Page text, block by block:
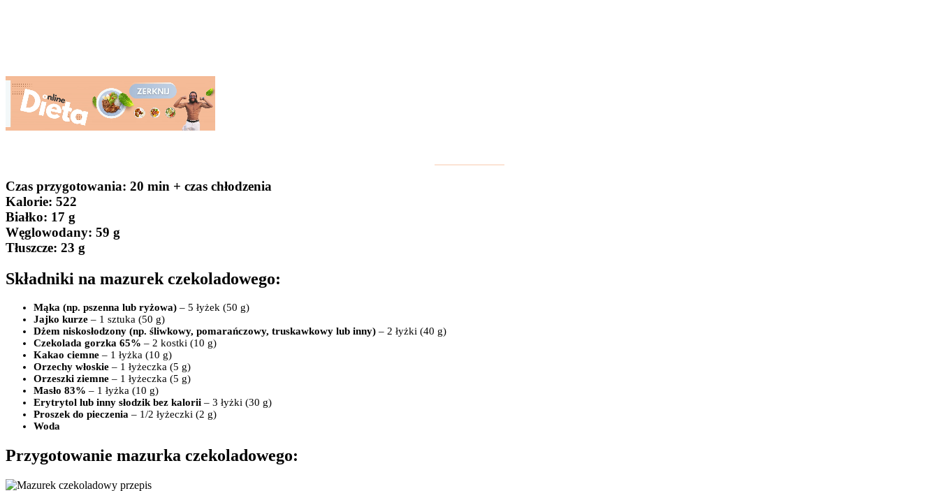
Czas przygotowania: 20 min + czas chłodzenia
Kalorie: 522
Białko: 17 g
Węglowodany: 59 g
Tłuszcze: 23 g
Składniki na mazurek czekoladowego:
Mąka (np. pszenna lub ryżowa) – 5 łyżek (50 g)
Jajko kurze – 1 sztuka (50 g)
Dżem niskosłodzony (np. śliwkowy, pomarańczowy, truskawkowy lub inny) – 2 łyżki (40 g)
Czekolada gorzka 65% – 2 kostki (10 g)
Kakao ciemne – 1 łyżka (10 g)
Orzechy włoskie – 1 łyżeczka (5 g)
Orzeszki ziemne – 1 łyżeczka (5 g)
Masło 83% – 1 łyżka (10 g)
Erytrytol lub inny słodzik bez kalorii – 3 łyżki (30 g)
Proszek do pieczenia – 1/2 łyżeczki (2 g)
Woda
Przygotowanie mazurka czekoladowego: